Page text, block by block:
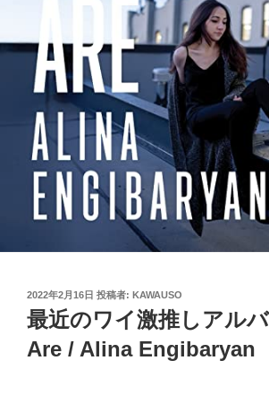
投
稿
日:
2022年2月16日 投稿者: KAWAUSO
最近のワイ激推しアル
Are / Alina Engibaryan